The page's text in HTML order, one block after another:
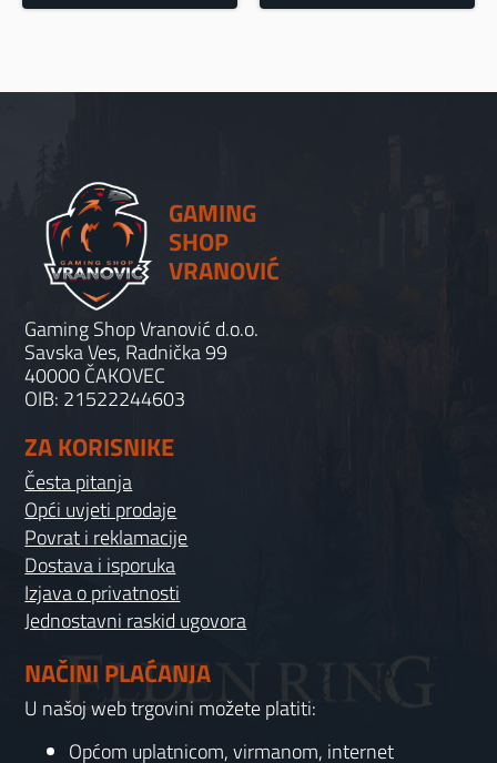
GAMING
SHOP
VRANOVIĆ
Gaming Shop Vranović d.o.o.
Savska Ves, Radnička 99
40000 ČAKOVEC
OIB: 21522244603
ZA KORISNIKE
Česta pitanja
Opći uvjeti prodaje
Povrat i reklamacije
Dostava i isporuka
Izjava o privatnosti
Jednostavni raskid ugovora
NAČINI PLAĆANJA
U našoj web trgovini možete platiti:
Općom uplatnicom, virmanom, internet